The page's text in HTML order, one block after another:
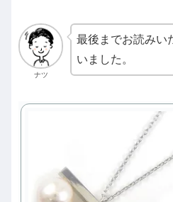
ナツ
最後までお読みい
いました。